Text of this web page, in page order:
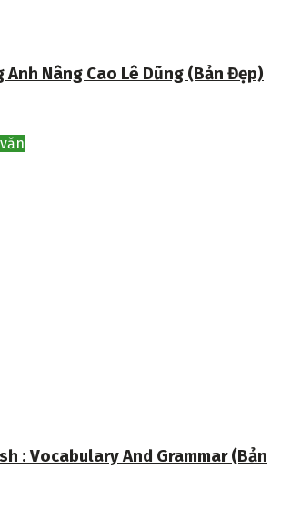
Anh Nâng Cao Lê Dũng (Bản Đẹp)
: Vocabulary And Grammar (Bản